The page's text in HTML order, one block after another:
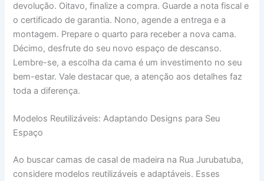
devolução. Oitavo, finalize a compra. Guarde a nota fiscal e
o certificado de garantia. Nono, agende a entrega e a
montagem. Prepare o quarto para receber a nova cama.
Décimo, desfrute do seu novo espaço de descanso.
Lembre-se, a escolha da cama é um investimento no seu
bem-estar. Vale destacar que, a atenção aos detalhes faz
toda a diferença.
Modelos Reutilizáveis: Adaptando Designs para Seu
Espaço
Ao buscar camas de casal de madeira na Rua Jurubatuba,
considere modelos reutilizáveis e adaptáveis. Esses